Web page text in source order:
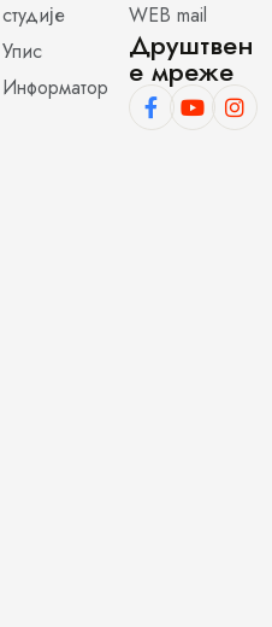
студије
Упис
Информатор
WEB mail
Друштвен
е мреже